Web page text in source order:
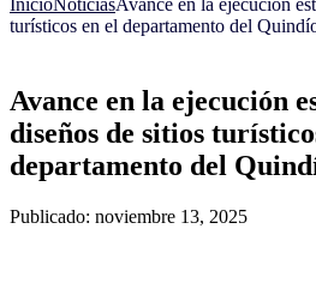
InicioNoticiasAvance en la ejecución
turísticos en el departamento del
Avance en la ejecución
diseños de sitios
departamento del
Publicado: noviembre 13, 2025